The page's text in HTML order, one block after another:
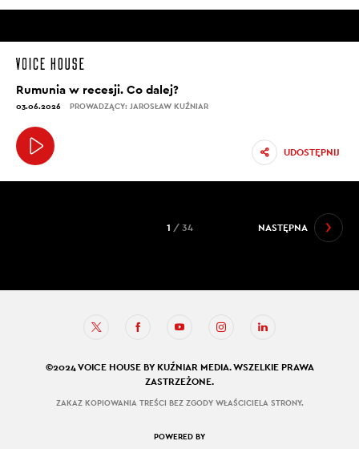
Rumunia w recesji. Co dalej?
03.06.2026 PROWADZĄCY: JAROSŁAW KUŹNIAR
UDOSTĘPNIJ
NASTĘPNA
1 / 34
©2024 VOICE HOUSE BY KUŹNIAR MEDIA. WSZELKIE PRAWA
ZASTRZEŻONE.
ZAKAZ KOPIOWANIA TREŚCI BEZ ZGODY WŁAŚCICIELA STRONY.
POWERED BY